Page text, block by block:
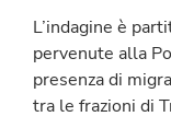
L’indagine è
pervenute alla
presenza di
tra le frazioni di